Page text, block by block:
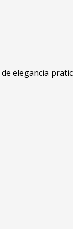
elegancia